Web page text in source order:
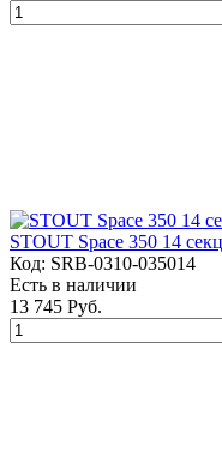
STOUT Space 350 14
Код: SRB-0310-035014
Есть в наличии
13 745 Руб.